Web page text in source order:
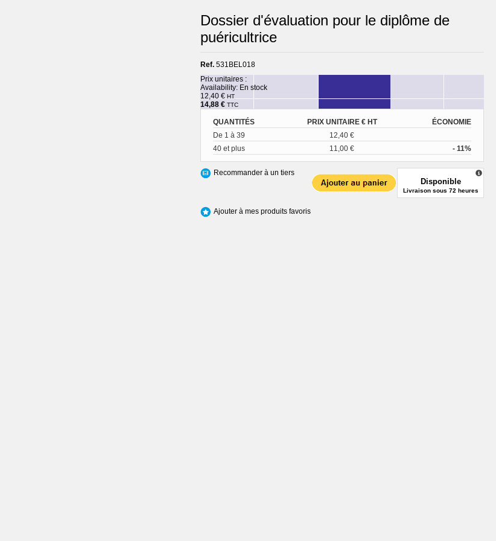
Dossier d'évaluation pour le diplôme de
puéricultrice
Ref. 531BEL018
Prix unitaires :
Availability: En stock
12,40 € HT
14,88 € TTC
QUANTITÉS PRIX UNITAIRE € HT
ÉCONOMIE
De 1 à 39
12,40 €
40 et plus
11,00 € - 11%
Disponible
Livraison sous 72 heures
Recommander à un tiers
Ajouter à mes produits favoris